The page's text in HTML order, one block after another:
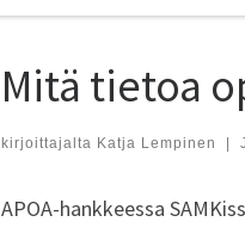
Mitä tietoa
kirjoittajalta Katja Lempinen
APOA-hankkeessa